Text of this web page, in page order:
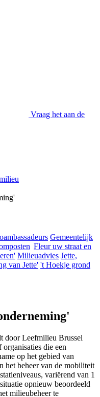
Vraag het aan de
Gemeentelijk
Fleur uw straat en
Milieuadvies Jette,
van Jette' 't Hoekje grond
door Leefmilieu Brussel
die een
op het gebied van
het beheer van de mobiliteit
variërend van 1
opnieuw beoordeeld
milieubeheer te